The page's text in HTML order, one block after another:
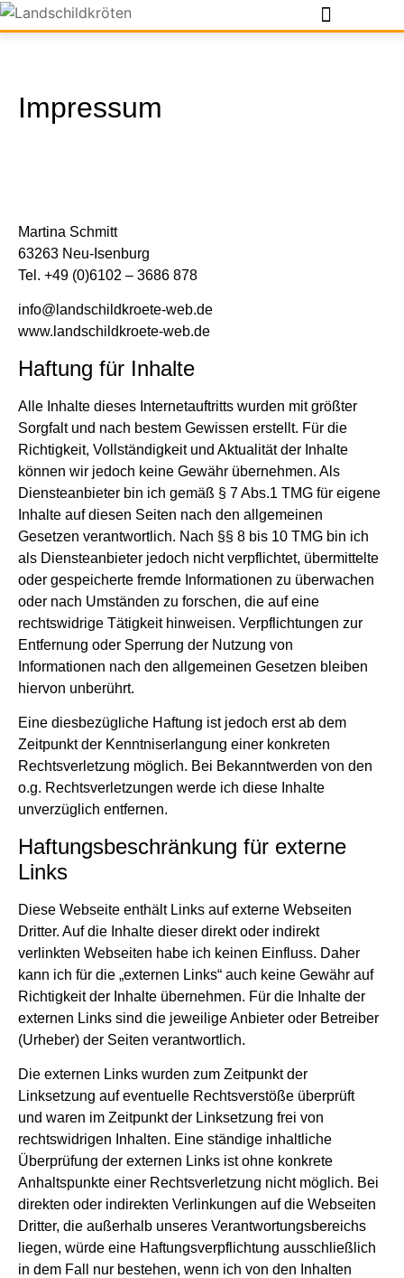
Impressum
Martina Schmitt
63263 Neu-Isenburg
Tel. +49 (0)6102 – 3686 878
info@landschildkroete-web.de
www.landschildkroete-web.de
Haftung für Inhalte
Alle Inhalte dieses Internetauftritts wurden mit größter
Sorgfalt und nach bestem Gewissen erstellt. Für die
Richtigkeit, Vollständigkeit und Aktualität der Inhalte
können wir jedoch keine Gewähr übernehmen. Als
Diensteanbieter bin ich gemäß § 7 Abs.1 TMG für eigene
Inhalte auf diesen Seiten nach den allgemeinen
Gesetzen verantwortlich. Nach §§ 8 bis 10 TMG bin ich
als Diensteanbieter jedoch nicht verpflichtet, übermittelte
oder gespeicherte fremde Informationen zu überwachen
oder nach Umständen zu forschen, die auf eine
rechtswidrige Tätigkeit hinweisen. Verpflichtungen zur
Entfernung oder Sperrung der Nutzung von
Informationen nach den allgemeinen Gesetzen bleiben
hiervon unberührt.
Eine diesbezügliche Haftung ist jedoch erst ab dem
Zeitpunkt der Kenntniserlangung einer konkreten
Rechtsverletzung möglich. Bei Bekanntwerden von den
o.g. Rechtsverletzungen werde ich diese Inhalte
unverzüglich entfernen.
Haftungsbeschränkung für externe
Links
Diese Webseite enthält Links auf externe Webseiten
Dritter. Auf die Inhalte dieser direkt oder indirekt
verlinkten Webseiten habe ich keinen Einfluss. Daher
kann ich für die „externen Links“ auch keine Gewähr auf
Richtigkeit der Inhalte übernehmen. Für die Inhalte der
externen Links sind die jeweilige Anbieter oder Betreiber
(Urheber) der Seiten verantwortlich.
Die externen Links wurden zum Zeitpunkt der
Linksetzung auf eventuelle Rechtsverstöße überprüft
und waren im Zeitpunkt der Linksetzung frei von
rechtswidrigen Inhalten. Eine ständige inhaltliche
Überprüfung der externen Links ist ohne konkrete
Anhaltspunkte einer Rechtsverletzung nicht möglich. Bei
direkten oder indirekten Verlinkungen auf die Webseiten
Dritter, die außerhalb unseres Verantwortungsbereichs
liegen, würde eine Haftungsverpflichtung ausschließlich
in dem Fall nur bestehen, wenn ich von den Inhalten